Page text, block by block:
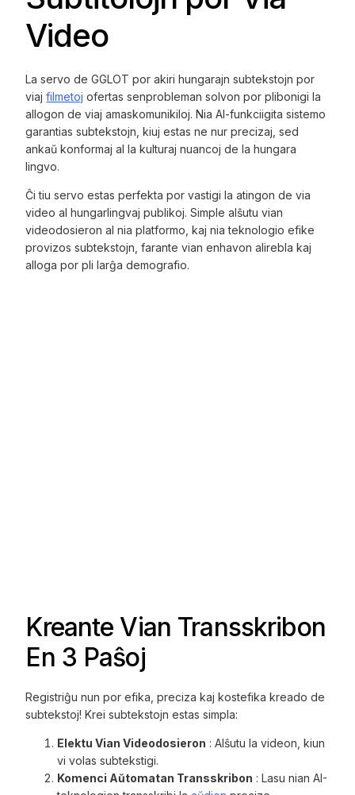
Video
La servo de GGLOT por akiri hungarajn subtekstojn por
viajfilmetoj ofertas senprobleman solvon por plibonigi la
allogon de viaj amaskomunikiloj. Nia AI-funkciigita sistemo
garantias subtekstojn, kiuj estas ne nur precizaj, sed
ankaŭ konformaj al la kulturaj nuancoj de la hungara
lingvo.
Ĉi tiu servo estas perfekta por vastigi la atingon de via
video al hungarlingvaj publikoj. Simple alŝutu vian
videodosieron al nia platformo, kaj nia teknologio efike
provizos subtekstojn, farante vian enhavon alirebla kaj
alloga por pli larĝa demografio.
Kreante Vian Transskribon
En 3 Paŝoj
Registriĝu nun por efika, preciza kaj kostefika kreado de
subtekstoj! Krei subtekstojn estas simpla:
Elektu Vian Videodosieron : Alŝutu la videon, kiun
vi volas subtekstigi.
Komenci Aŭtomatan Transskribon : Lasu nian AI-